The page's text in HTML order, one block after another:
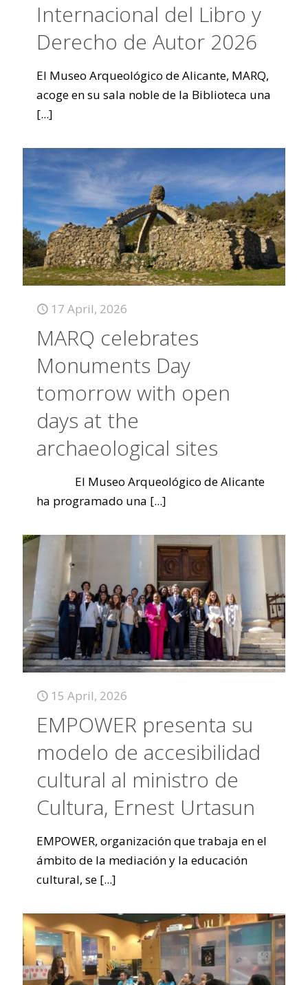
Internacional del Libro y
Derecho de Autor 2026
El Museo Arqueológico de Alicante, MARQ,
acoge en su sala noble de la Biblioteca una
[...]
17 April, 2026
MARQ celebrates
Monuments Day
tomorrow with open
days at the
archaeological sites
El Museo Arqueológico de Alicante
ha programado una [...]
15 April, 2026
EMPOWER presenta su
modelo de accesibilidad
cultural al ministro de
Cultura, Ernest Urtasun
EMPOWER, organización que trabaja en el
ámbito de la mediación y la educación
cultural, se [...]